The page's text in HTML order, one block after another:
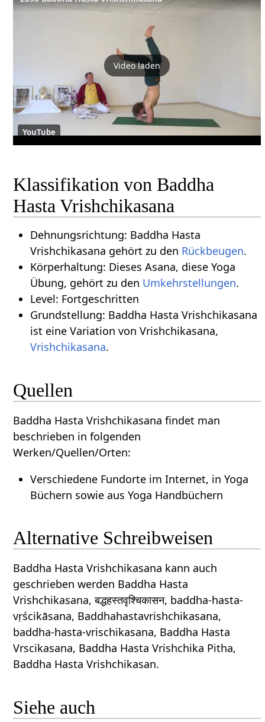
Video laden
YouTube
Klassifikation von Baddha
Hasta Vrishchikasana
Dehnungsrichtung: Baddha Hasta
Vrishchikasana gehört zu den Rückbeugen.
Körperhaltung: Dieses Asana, diese Yoga
Übung, gehört zu den Umkehrstellungen.
Level: Fortgeschritten
Grundstellung: Baddha Hasta Vrishchikasana
ist eine Variation von Vrishchikasana,
Vrishchikasana.
Quellen
Baddha Hasta Vrishchikasana findet man
beschrieben in folgenden
Werken/Quellen/Orten:
Verschiedene Fundorte im Internet, in Yoga
Büchern sowie aus Yoga Handbüchern
Alternative Schreibweisen
Baddha Hasta Vrishchikasana kann auch
geschrieben werden Baddha Hasta
Vrishchikasana, बद्धहस्तवृश्चिकासन, baddha-hasta-
vṛścikāsana, Baddhahastavrishchikasana,
baddha-hasta-vrischikasana, Baddha Hasta
Vrscikasana, Baddha Hasta Vrishchika Pitha,
Baddha Hasta Vrishchikasan.
Siehe auch